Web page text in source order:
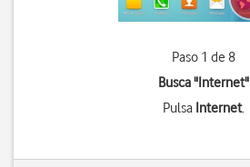
Paso 1 de 8
Busca "Internet"
Pulsa Internet.